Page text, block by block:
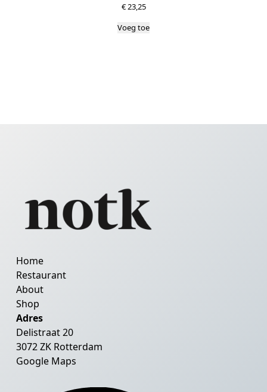
€23,25
Voeg toe
Home
Restaurant
About
Shop
Adres
Delistraat 20
3072 ZK Rotterdam
Google Maps